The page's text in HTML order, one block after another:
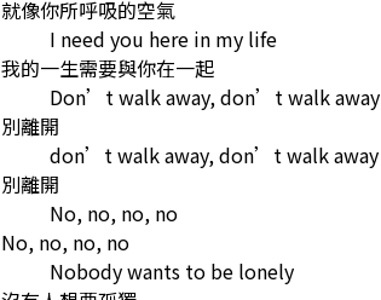
就像你所呼吸的空氣
I need you here in my life
我的一生需要與你在一起
Don’t walk away, don’t walk away
別離開
don’t walk away, don’t walk away
別離開
No, no, no, no
No, no, no, no
Nobody wants to be lonely